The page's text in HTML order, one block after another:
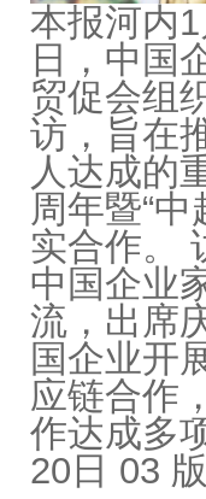
本报河内
日，中国
贸促会组
访，旨在
人达成的
周年暨“
实合作。
中国企业
流，出席
国企业开
应链合作
作达成多
20日 03